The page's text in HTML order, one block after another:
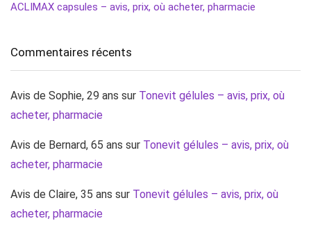
ACLIMAX capsules – avis, prix, où acheter, pharmacie
Commentaires récents
Avis de Sophie, 29 ans sur Tonevit gélules – avis, prix, où
acheter, pharmacie
Avis de Bernard, 65 ans sur Tonevit gélules – avis, prix, où
acheter, pharmacie
Avis de Claire, 35 ans sur Tonevit gélules – avis, prix, où
acheter, pharmacie